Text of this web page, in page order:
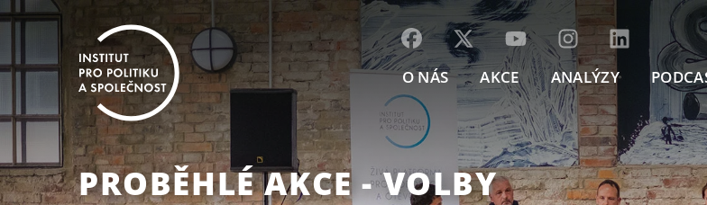
O NÁS AKCE ANALÝZY
PROBĚHLÉ AKCE - VOLBY